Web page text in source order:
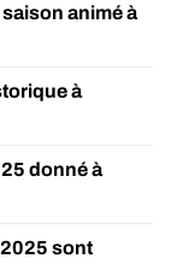
animé à
à
donné à
sont